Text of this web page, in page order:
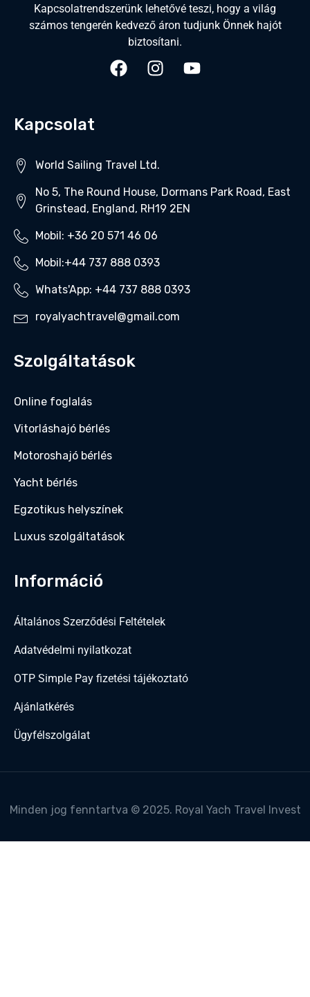
Greater London, United Kingdom - View on map
5.0/5 Exceptional
(1 review)
"The best hotel ever"
480.00– $999.00
Empire Prestige Causeway Bay
(1 review)
Kapcsolatrendszerünk lehetővé teszi, hogy a világ
számos tengerén kedvező áron tudjunk Önnek hajót
biztosítani.
Kapcsolat
World Sailing Travel Ltd.
No 5, The Round House, Dormans Park Road, East
Grinstead, England, RH19 2EN
Mobil: +36 20 571 46 06‬
Mobil:+44 737 888 0393‬
Whats'App: +44 737 888 0393‬
royalyachtravel@gmail.com
Szolgáltatások
Online foglalás
Vitorláshajó bérlés
Motoroshajó bérlés
Yacht bérlés
Egzotikus helyszínek
Luxus szolgáltatások
Információ
Általános Szerződési Feltételek
Adatvédelmi nyilatkozat
OTP Simple Pay fizetési tájékoztató
Ajánlatkérés
Ügyfélszolgálat
Minden jog fenntartva © 2025. Royal Yach Travel Invest